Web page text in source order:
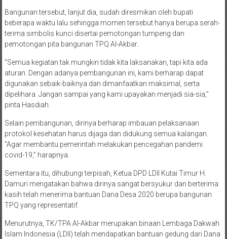
Bangunan tersebut, lanjut dia, sudah diresmikan oleh bupati
beberapa waktu lalu sehingga momen tersebut hanya berupa serah-
terima simbolis kunci disertai pemotongan tumpeng dan
pemotongan pita bangunan TPQ Al-Akbar.
“Semua kegiatan tak mungkin tidak kita laksanakan, tapi kita ada
aturan. Dengan adanya pembangunan ini, kami berharap dapat
digunakan sebaik-baiknya dan dimanfaatkan maksimal, serta
dipelihara. Jangan sampai yang kami upayakan menjadi sia-sia,”
pinta Hasdiah.
Selain pembangunan, dirinya berharap imbauan pelaksanaan
protokol kesehatan harus dijaga dan didukung semua kalangan.
“Agar membantu pemerintah melakukan pencegahan pandemi
covid-19,” harapnya.
Sementara itu, dihubungi terpisah, Ketua DPD LDII Kutai Timur H.
Damuri mengatakan bahwa dirinya sangat bersyukur dan berterima
kasih telah menerima bantuan Dana Desa 2020 berupa bangunan
TPQ yang representatif.
Menurutnya, TK/TPA Al-Akbar merupakan binaan Lembaga Dakwah
Islam Indonesia (LDII) telah mendapatkan bantuan gedung dari Dana